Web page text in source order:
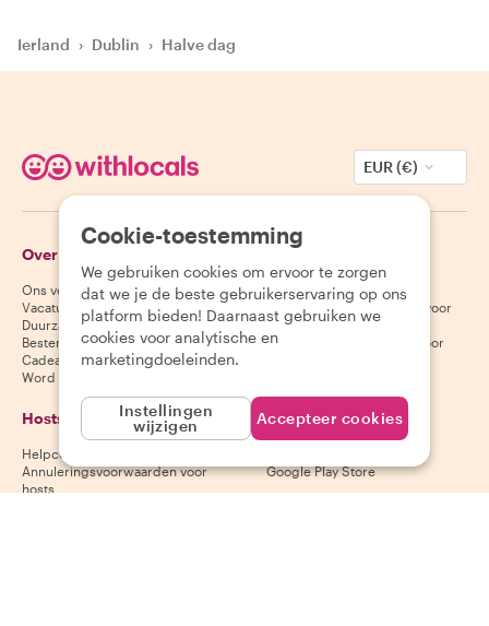
Ierland › Dublin › Halve dag
EUR (€)
Over Withlocals
Ons verhaal
Vacatures
Duurzaamheid
Bestemmingen
Cadeaubonnen
Word partner
Gasten
Helpcentrum voor gasten
Annuleringsvoorwaarden voor
gasten
Algemene voorwaarden voor
Hosts
Helpcentrum voor hosts
Annuleringsvoorwaarden voor
hosts
Download onze app
Google Play Store
Cookie-toestemming
We gebruiken cookies om ervoor te zorgen
dat we je de beste gebruikerservaring op ons
platform bieden! Daarnaast gebruiken we
cookies voor analytische en
marketingdoeleinden.
Instellingen
wijzigen
Accepteer cookies